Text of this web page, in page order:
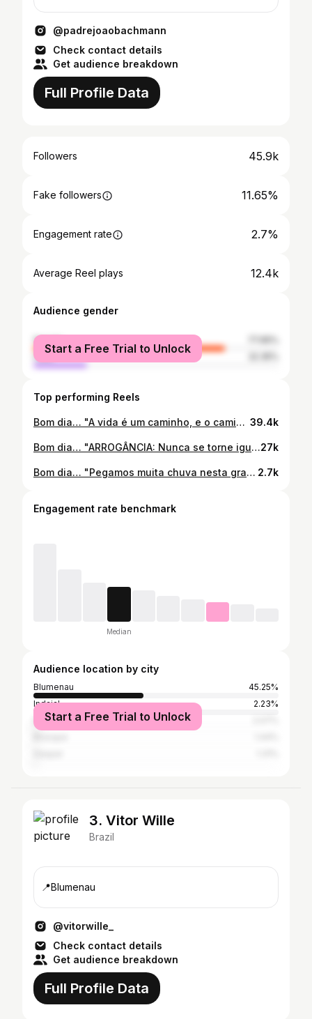
@padrejoaobachmann
Check contact details
Get audience breakdown
Full Profile Data
Followers 45.9k
Fake followers 11.65%
Engagement rate 2.7%
Average Reel plays 12.4k
Audience gender
female
male
Start a Free Trial to Unlock
Top performing Reels
Bom dia… "A vida é um caminho, e o caminho da vida é teu. Alguém pode até andar ao teu lado, mas ninguém vai poder andar no teu lugar e você também não poderá andar no lugar de outra pessoa". Mensagem do Padre João Bachmann para hoje, terça-feira dia 27/08/2024, gravada no Fazzenda Park Resort em #Gaspar. 39.4k
Bom dia… "ARROGÂNCIA: Nunca se torne igual a quem te feriu, muitas vezes a vida nos dá respostas que nem sempre entendemos". Mensagem do Padre João Bachmann para hoje, quinta-feira, dia 11/07/2024, gravada na Praça do Pórtico de #Pomerode.27k
Bom dia… "Pegamos muita chuva nesta gravação em Angelina. Mas tudo nos ensina para a vida. Teremos dia de chuva e dias de sol. Frio e Calor. São planos de Deus. O passado já passou, igual as águas dessa cachoeira. Viva o presente e o futuro à Deus pertence. Seja feliz, mesmo com os obstáculos da vida. Vai contornando as pedras e resolvendo os problemas sempre no tempo de Deus, que a sua água passará e viva bem". Receba essa benção para você, sua casa, seu trabalho e sua família. Em nome do Pai, do Filho e do Espírito Santo, Amém! Mensagem do Padre João Bachmann para hoje, sexta-feira dia 15/11/2024, gravada na Cacheora Rio das Antas na cidade de #Angelina. 2.7k
Engagement rate benchmark
Median
Audience location by city
Blumenau
45.25%
Indaial
2.23%
Balneário Camboriú
Start a Free Trial to Unlock
3. Vitor Wille
Brazil
📍Blumenau
@vitorwille_
Check contact details
Get audience breakdown
Full Profile Data